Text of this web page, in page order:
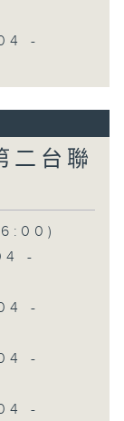
-
二台聯
-
-
-
-